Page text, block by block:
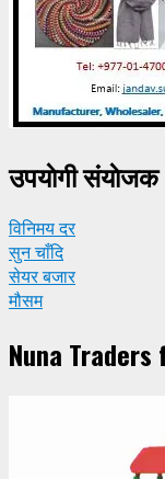
उपयाेगी संयाेजक
विनिमय दर
सुन चाँदि
सेयर बजार
मौसम
Nuna